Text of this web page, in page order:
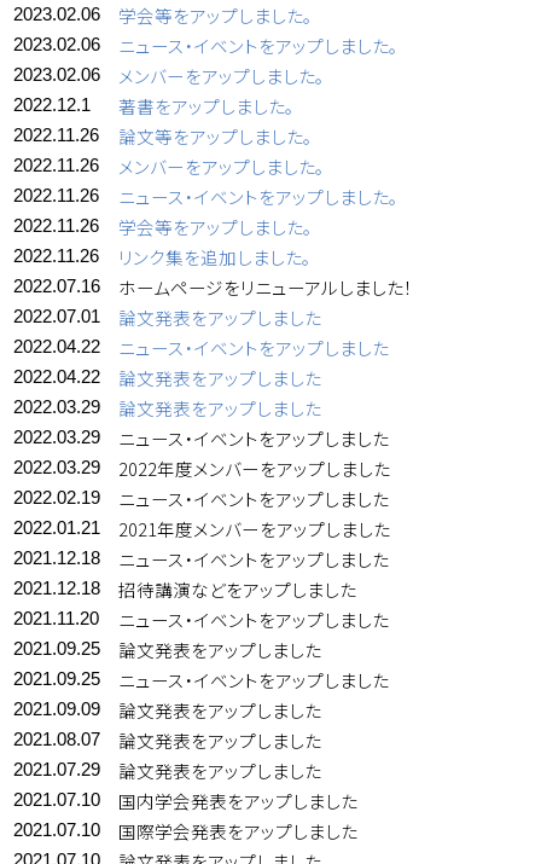
2023.02.06 学会等をアップしました。
2023.02.06 ニュース・イベントをアップしました。
2023.02.06 メンバーをアップしました。
2022.12.1 著書をアップしました。
2022.11.26 論文等をアップしました。
2022.11.26 メンバーをアップしました。
2022.11.26 ニュース・イベントをアップしました。
2022.11.26 学会等をアップしました。
2022.11.26 リンク集を追加しました。
2022.07.16 ホームページをリニューアルしました！
2022.07.01 論文発表をアップしました
2022.04.22 ニュース・イベントをアップしました
2022.04.22 論文発表をアップしました
2022.03.29 論文発表をアップしました
2022.03.29 ニュース・イベントをアップしました
2022.03.29 2022年度メンバーをアップしました
2022.02.19 ニュース・イベントをアップしました
2022.01.21 2021年度メンバーをアップしました
2021.12.18 ニュース・イベントをアップしました
2021.12.18 招待講演などをアップしました
2021.11.20 ニュース・イベントをアップしました
2021.09.25 論文発表をアップしました
2021.09.25 ニュース・イベントをアップしました
2021.09.09 論文発表をアップしました
2021.08.07 論文発表をアップしました
2021.07.29 論文発表をアップしました
2021.07.10 国内学会発表をアップしました
2021.07.10 国際学会発表をアップしました
2021.07.10